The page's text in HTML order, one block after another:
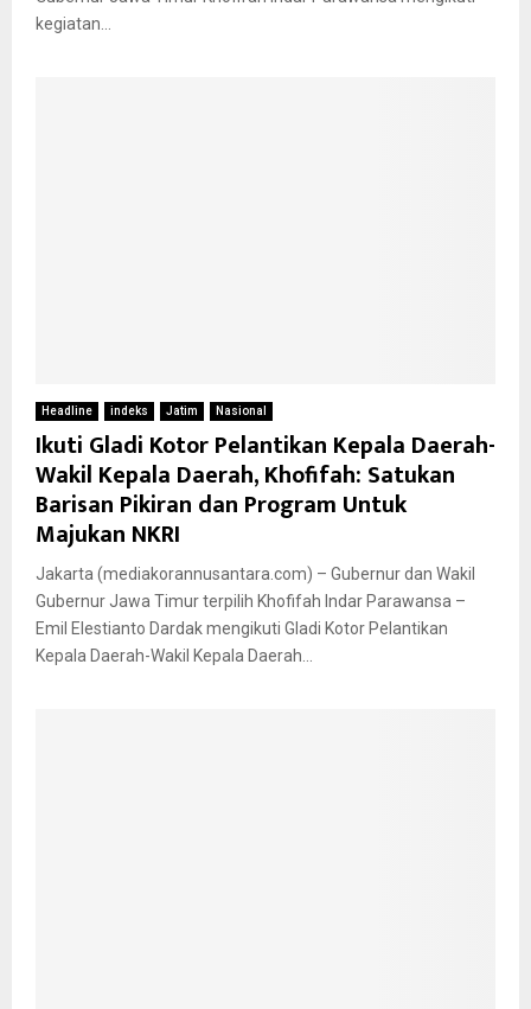
kegiatan...
Headline indeks Jatim Nasional
Ikuti Gladi Kotor Pelantikan Kepala Daerah-
Wakil Kepala Daerah, Khofifah: Satukan
Barisan Pikiran dan Program Untuk
Majukan NKRI
Jakarta (mediakorannusantara.com) – Gubernur dan Wakil
Gubernur Jawa Timur terpilih Khofifah Indar Parawansa –
Emil Elestianto Dardak mengikuti Gladi Kotor Pelantikan
Kepala Daerah-Wakil Kepala Daerah...